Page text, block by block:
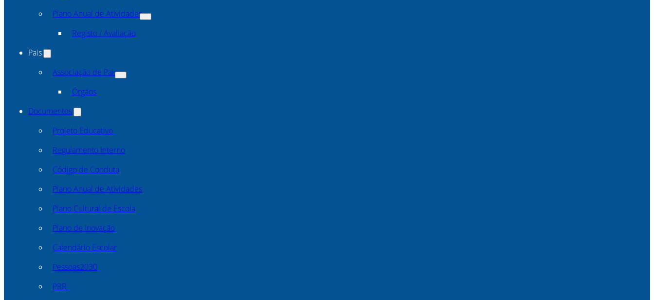
Plano Anual de Atividades
Registo / Avaliação
Pais
Associação de Pais
Órgãos
Documentos
Projeto Educativo
Regulamento Interno
Código de Conduta
Plano Anual de Atividades
Plano Cultural de Escola
Plano de Inovação
Calendário Escolar
Pessoas2030
PRR